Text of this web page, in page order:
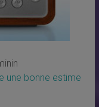
une bonne estime